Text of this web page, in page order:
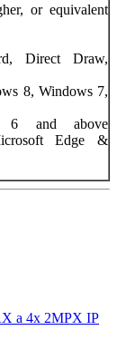
or equivalent
Direct Draw,
8, Windows 7,
6 and above
Edge &